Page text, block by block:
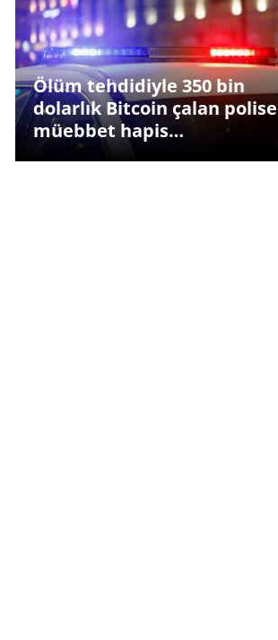
Ölüm tehdidiyle 350 bin
dolarlık Bitcoin çalan polise
müebbet hapis…